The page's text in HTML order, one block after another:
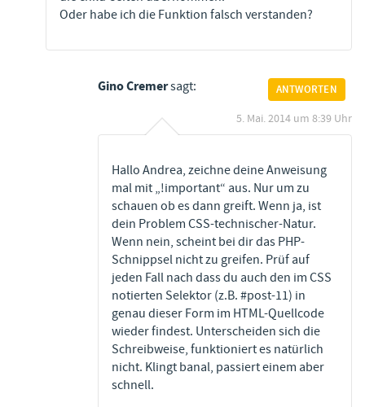
Oder habe ich die Funktion falsch verstanden?
Gino Cremersagt:
5. Mai. 2014 um 8:39 Uhr
Hallo Andrea, zeichne deine Anweisung
mal mit „!important“ aus. Nur um zu
schauen ob es dann greift. Wenn ja, ist
dein Problem CSS-technischer-Natur.
Wenn nein, scheint bei dir das PHP-
Schnippsel nicht zu greifen. Prüf auf
jeden Fall nach dass du auch den im CSS
notierten Selektor (z.B. #post-11) in
genau dieser Form im HTML-Quellcode
wieder findest. Unterscheiden sich die
Schreibweise, funktioniert es natürlich
nicht. Klingt banal, passiert einem aber
schnell.
ANTWORTEN